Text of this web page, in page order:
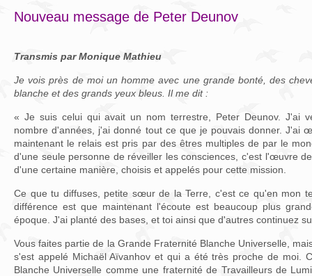
Nouveau message de Peter Deunov
Transmis par Monique Mathieu
Je vois près de moi un homme avec une grande bonté, des
blanche et des grands yeux bleus. Il me dit :
« Je suis celui qui avait un nom terrestre, Peter Deunov. J'ai
nombre d'années, j'ai donné tout ce que je pouvais donner. J'ai
maintenant le relais est pris par des êtres multiples de par le
d'une seule personne de réveiller les consciences, c'est l'œuvre
d'une certaine manière, choisis et appelés pour cette mission.
Ce que tu diffuses, petite sœur de la Terre, c'est ce qu'en mon
différence est que maintenant l'écoute est beaucoup plus
époque. J'ai planté des bases, et toi ainsi que d'autres continuez
Vous faites partie de la Grande Fraternité Blanche Universelle,
s'est appelé Michaël Aïvanhov et qui a été très proche de moi.
Blanche Universelle comme une fraternité de Travailleurs de